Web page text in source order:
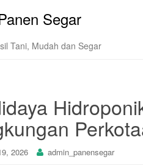
Segar
Tani, Mudah dan Segar
2026 admin_panensegar